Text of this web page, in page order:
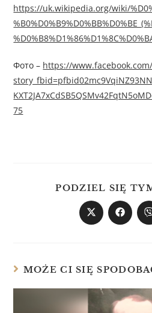
https://uk.wikipedia.org/wiki/
Фото – https://
75
PODZIEL SIĘ
MOŻE CI SIĘ